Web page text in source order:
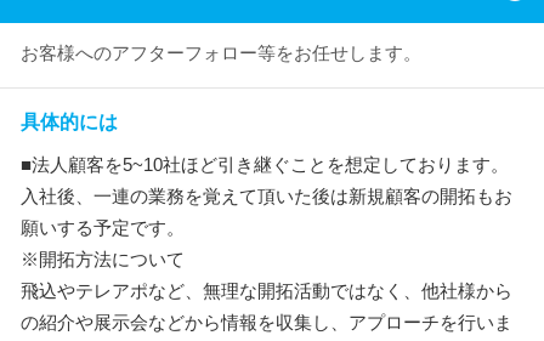
お客様へのアフターフォロー等をお任せします。
具体的には
■法人顧客を5~10社ほど引き継ぐことを想定しております。
入社後、一連の業務を覚えて頂いた後は新規顧客の開拓もお
願いする予定です。
※開拓方法について
飛込やテレアポなど、無理な開拓活動ではなく、他社様から
の紹介や展示会などから情報を収集し、アプローチを行いま